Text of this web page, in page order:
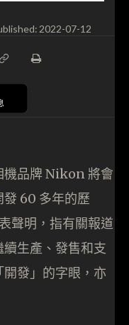
2022-07-12
機品牌 Nikon 將會
60 多年的歷
聲明，指有關報道
續生產、發售和支
發」的字眼，亦